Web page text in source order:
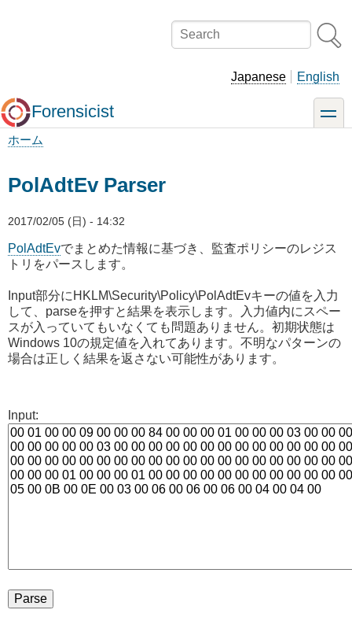
ン
ツ
移
Search
Japanese English
Forensicist toggle
ン
ず
ホーム
PolAdtEv Parser
2017/02/05 (日) - 14:32
PolAdtEvでまとめた情報に基づき、監査ポリシーのレジス
トリをパースします。
Input部分にHKLM\Security\Policy\PolAdtEvキーの値を入力
して、parseを押すと結果を表示します。入力値内にスペー
スが入っていてもいなくても問題ありません。初期状態は
Windows 10の規定値を入れてあります。不明なパターンの
場合は正しく結果を返さない可能性があります。
Input: